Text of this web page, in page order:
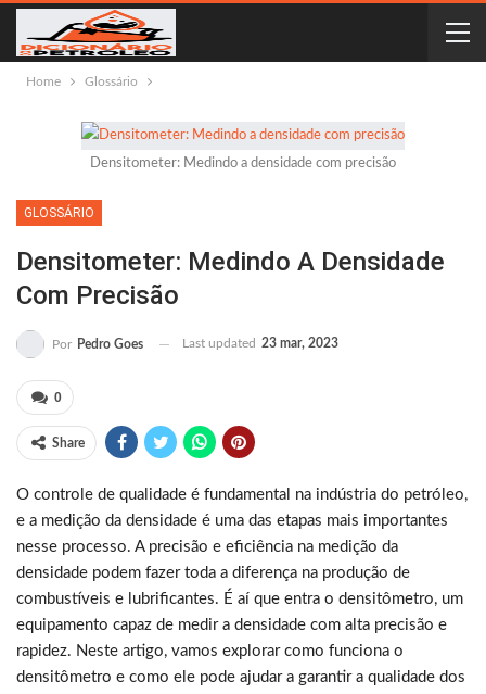
Home Glossário
Densitometer: Medindo a densidade com precisão
GLOSSÁRIO
Densitometer: Medindo A Densidade
Com Precisão
Por Pedro Goes Last updated 23 mar, 2023
0
Share
O controle de qualidade é fundamental na indústria do petróleo,
e a medição da densidade é uma das etapas mais importantes
nesse processo. A precisão e eficiência na medição da
densidade podem fazer toda a diferença na produção de
combustíveis e lubrificantes. É aí que entra o densitômetro, um
equipamento capaz de medir a densidade com alta precisão e
rapidez. Neste artigo, vamos explorar como funciona o
densitômetro e como ele pode ajudar a garantir a qualidade dos